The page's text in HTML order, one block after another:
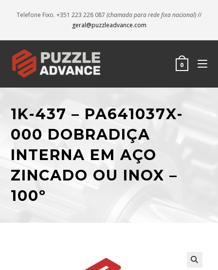
Telefone Fixo. +351 223 228 087 (chamada para rede fixa nacional)//
geral@puzzleadvance.com
0
1K-437 – PA641037X-
000 DOBRADIÇA
INTERNA EM AÇO
ZINCADO OU INOX –
100º